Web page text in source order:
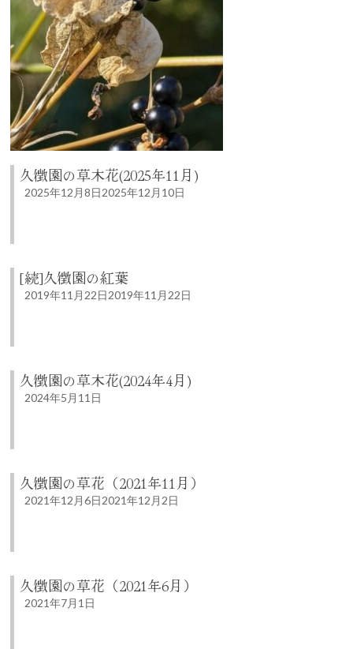
久徴園の草木花(2025年11月)
2025年12月8日2025年12月10日
[続]久徴園の紅葉
2019年11月22日2019年11月22日
久徴園の草木花(2024年4月)
2024年5月11日
久徴園の草花（2021年11月）
2021年12月6日2021年12月2日
久徴園の草花（2021年6月）
2021年7月1日